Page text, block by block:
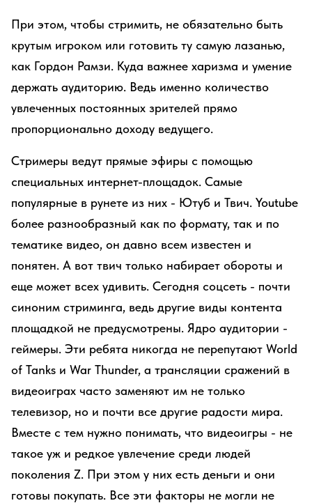
При этом, чтобы стримить, не обязательно быть
крутым игроком или готовить ту самую лазанью,
как Гордон Рамзи. Куда важнее харизма и умение
держать аудиторию. Ведь именно количество
увлеченных постоянных зрителей прямо
пропорционально доходу ведущего.
Стримеры ведут прямые эфиры с помощью
специальных интернет-площадок. Самые
популярные в рунете из них - Ютуб и Твич. Youtube
более разнообразный как по формату, так и по
тематике видео, он давно всем известен и
понятен. А вот твич только набирает обороты и
еще может всех удивить. Сегодня соцсеть - почти
синоним стриминга, ведь другие виды контента
площадкой не предусмотрены. Ядро аудитории -
геймеры. Эти ребята никогда не перепутают World
of Tanks и War Thunder, а трансляции сражений в
видеоиграх часто заменяют им не только
телевизор, но и почти все другие радости мира.
Вместе с тем нужно понимать, что видеоигры - не
такое уж и редкое увлечение среди людей
поколения Z. При этом у них есть деньги и они
готовы покупать. Все эти факторы не могли не